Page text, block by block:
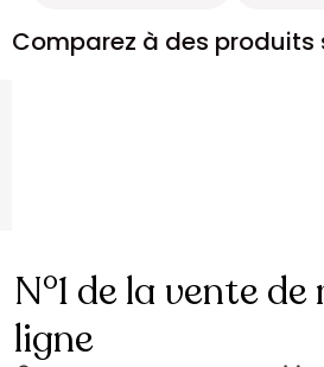
Comparez à des produits
N°1 de la vente
ligne